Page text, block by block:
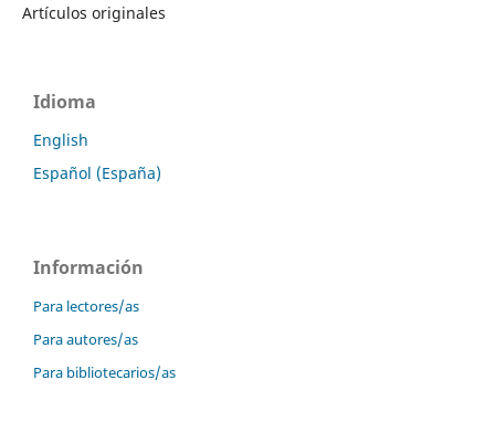
Artículos originales
Idioma
English
Español (España)
Información
Para lectores/as
Para autores/as
Para bibliotecarios/as